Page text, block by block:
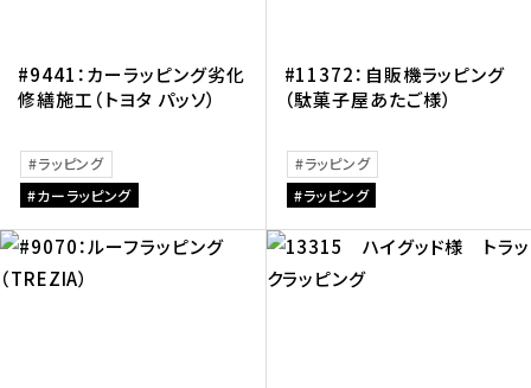
#9441：カーラッピング劣化
修繕施工（トヨタ パッソ）
ラッピング
カーラッピング
#11372：自販機ラッピング
（駄菓子屋あたご様）
ラッピング
ラッピング